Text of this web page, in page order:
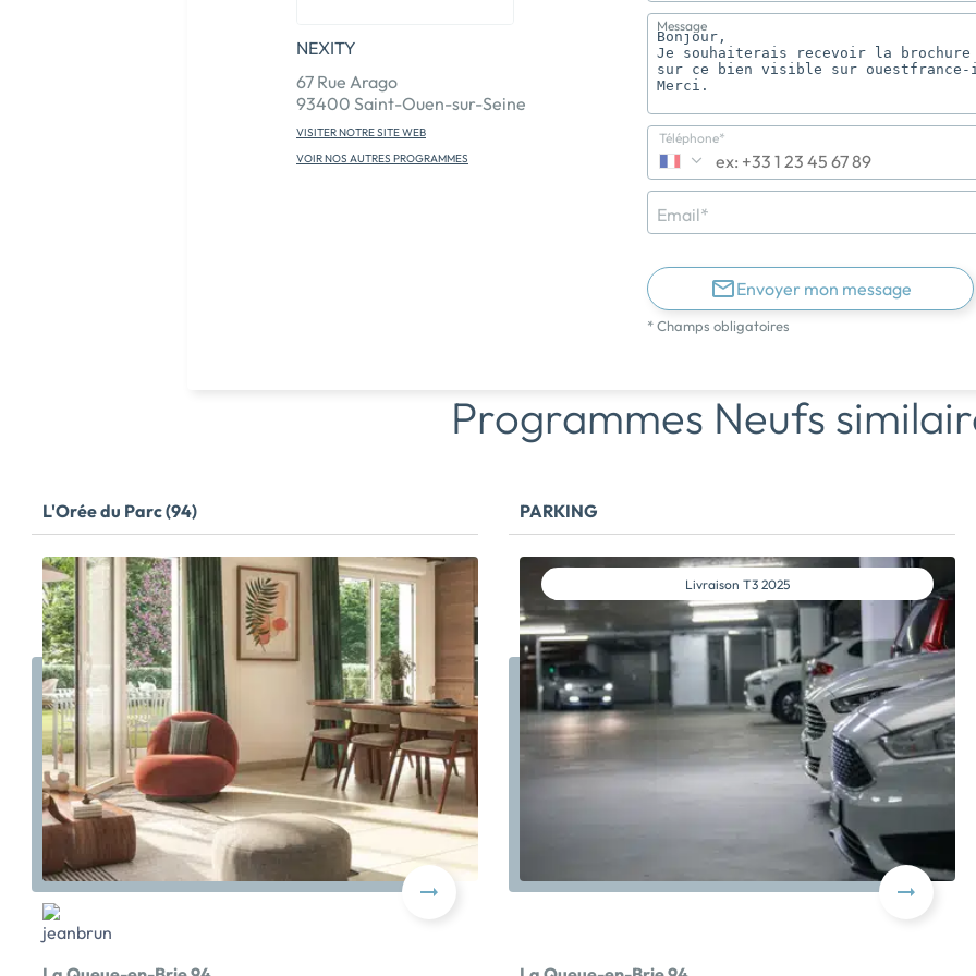
NEXITY
67 Rue Arago
93400 Saint-Ouen-sur-Seine
VISITER NOTRE SITE WEB
VOIR NOS AUTRES PROGRAMMES
Message
Téléphone*
Email*
Envoyer mon message
* Champs obligatoires
Programmes Neufs
L'Orée du Parc (94) PARKING
Livraison T3 2025